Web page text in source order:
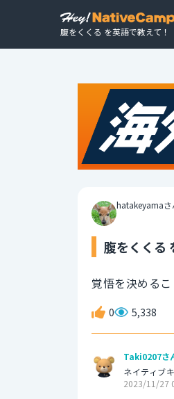
腹をくくる を英語で教えて！
hatakeyamaさ
腹をくくる
覚悟を決める
0 5,338
Taki0207さ
ネイティブ
2023/11/27